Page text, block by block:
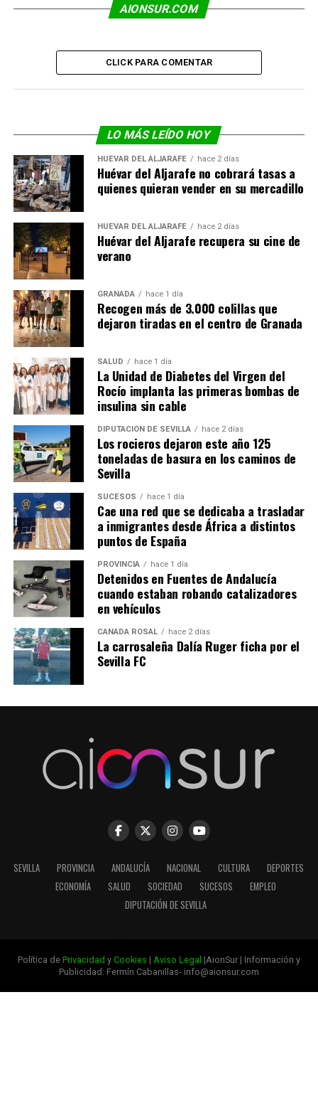
AIONSUR.COM
CLICK PARA COMENTAR
LO MÁS LEÍDO HOY
HUÉVAR DEL ALJARAFE hace 2 días
Huévar del Aljarafe no cobrará tasas a
quienes quieran vender en su mercadillo
HUÉVAR DEL ALJARAFE hace 2 días
Huévar del Aljarafe recupera su cine de
verano
GRANADA hace 1 día
Recogen más de 3.000 colillas que
dejaron tiradas en el centro de Granada
SALUD hace 1 día
La Unidad de Diabetes del Virgen del
Rocío implanta las primeras bombas de
insulina sin cable
DIPUTACIÓN DE SEVILLA hace 2 días
Los rocieros dejaron este año 125
toneladas de basura en los caminos de
Sevilla
SUCESOS hace 1 día
Cae una red que se dedicaba a trasladar
a inmigrantes desde África a distintos
puntos de España
PROVINCIA hace 1 día
Detenidos en Fuentes de Andalucía
cuando estaban robando catalizadores
en vehículos
CAÑADA ROSAL hace 2 días
La carrosaleña Dalía Ruger ficha por el
Sevilla FC
SEVILLA PROVINCIA ANDALUCÍA NACIONAL CULTURA
DEPORTES
ECONOMÍA
SALUD SOCIEDAD SUCESOS
EMPLEO
DIPUTACIÓN DE SEVILLA
Política de Privacidad y Cookies | Aviso Legal |AionSur | Información y
Publicidad: Fermín Cabanillas- info@aionsur.com